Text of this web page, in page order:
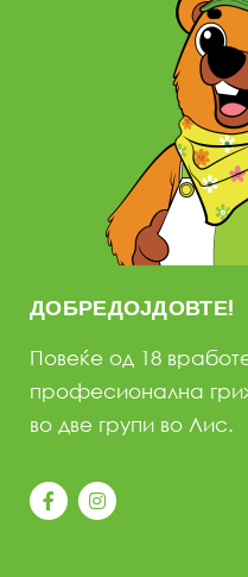
ДОБРЕДОЈДОВТЕ!
Повеќе од 18
професионална
во две групи во Лис.